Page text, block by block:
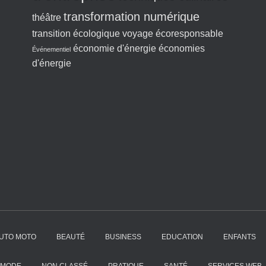
théâtre transformation numérique
transition écologique voyage écoresponsable
Événementiel économie d'énergie économies
d'énergie
MOTO BEAUTÉ BUSINESS EDUCATION ENFANTS